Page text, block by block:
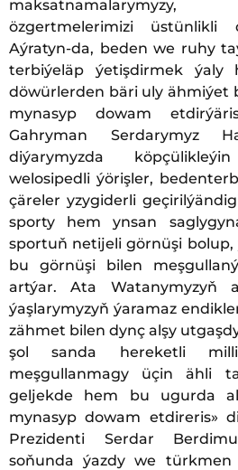
özgertmelerimizi üstünlikli
Aýratyn-da, beden we ruhy
terbiýeläp ýetişdirmek ýaly
döwürlerden bäri uly ähmiýet
mynasyp dowam
Gahryman Serdarymyz
diýarymyzda
welosipedli ýörişler,
çäreler yzygiderli
sporty hem ynsan
sportuň netijeli görnüşi
bu görnüşi bilen
artýar. Ata Watanymyzyň
ýaşlarymyzyň ýaramaz
zähmet bilen dynç alşy
şol sanda hereketli
meşgullanmagy üçin ähli
geljekde hem bu ugurda
mynasyp dowam etdireris»
Prezidenti Serdar
soňunda ýazdy we türkmen